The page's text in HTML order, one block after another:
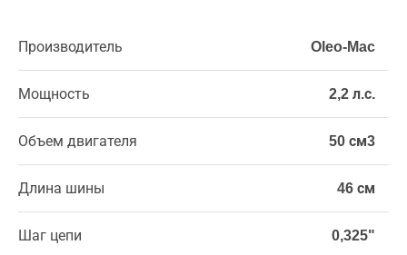
Производитель Oleo-Mac
Мощность 2,2 л.с.
Объем двигателя 50 см3
Длина шины 46 см
Шаг цепи 0,325"